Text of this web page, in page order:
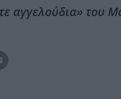
αγγελούδια» του